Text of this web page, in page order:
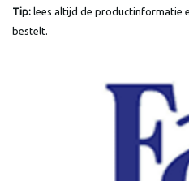
Tip: lees altijd de productinformatie
bestelt.